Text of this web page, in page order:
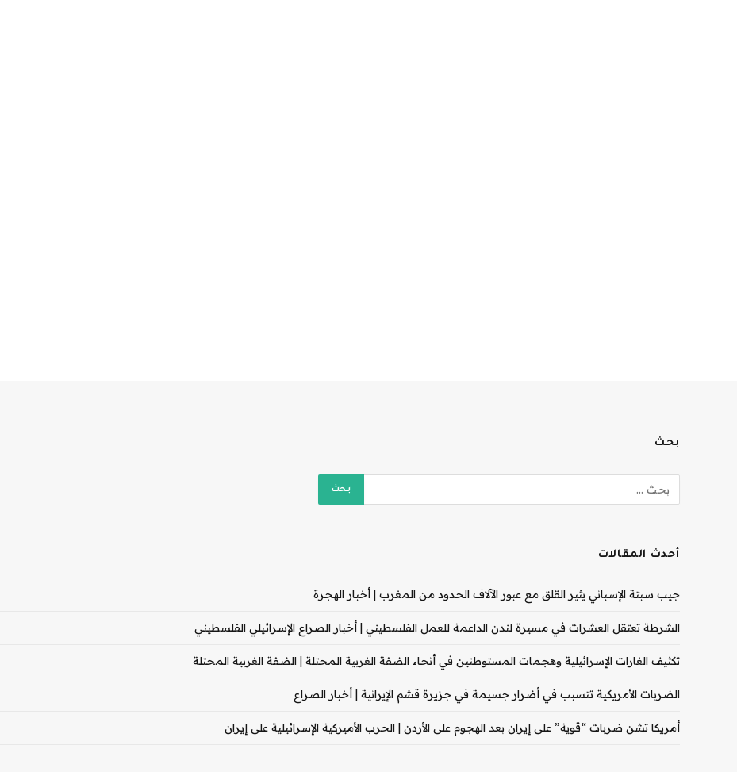
بحث
أحدث المقالات
جيب سبتة الإسباني يثير القلق مع عبور الآلاف الحدود من المغرب | أخبار الهجرة
الشرطة تعتقل العشرات في مسيرة لندن الداعمة للعمل الفلسطيني | أخبار الصراع الإسرائيلي الفلسطيني
تكثيف الغارات الإسرائيلية وهجمات المستوطنين في أنحاء الضفة الغربية المحتلة | الضفة الغربية المحتلة
الضربات الأمريكية تتسبب في أضرار جسيمة في جزيرة قشم الإيرانية | أخبار الصراع
أمريكا تشن ضربات “قوية” على إيران بعد الهجوم على الأردن | الحرب الأميركية الإسرائيلية على إيران